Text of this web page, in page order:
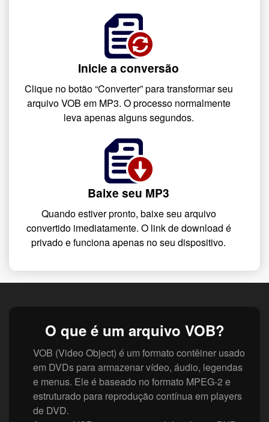
Inicie a conversão
Clique no botão “Converter” para transformar seu
arquivo VOB em MP3. O processo normalmente
leva apenas alguns segundos.
Baixe seu MP3
Quando estiver pronto, baixe seu arquivo
convertido imediatamente. O link de download é
privado e funciona apenas no seu dispositivo.
O que é um arquivo VOB?
VOB (Video Object) é um formato contêiner usado
em DVDs para armazenar vídeo, áudio, legendas
e menus. Ele é baseado no formato MPEG-2 e
estruturado para reprodução contínua em players
de DVD.